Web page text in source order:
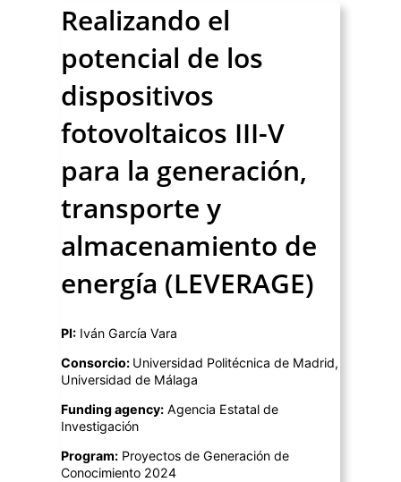
Realizando el
potencial de los
dispositivos
fotovoltaicos III-V
para la generación,
transporte y
almacenamiento de
energía (LEVERAGE)
PI: Iván García Vara
Consorcio: Universidad Politécnica de Madrid,
Universidad de Málaga
Funding agency: Agencia Estatal de
Investigación
Program: Proyectos de Generación de
Conocimiento 2024